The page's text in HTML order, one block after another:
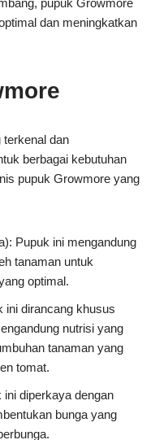
pupuk Growmore
dan meningkatkan
dan
berbagai kebutuhan
pupuk Growmore yang
Pupuk ini mengandung
tanaman untuk
optimal.
ini dirancang khusus
nutrisi yang
tanaman yang
tomat.
diperkaya dengan
bunga yang